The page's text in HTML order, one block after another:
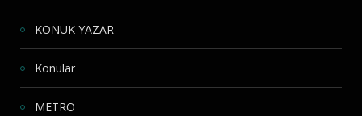
KONUK YAZAR
Konular
METRO